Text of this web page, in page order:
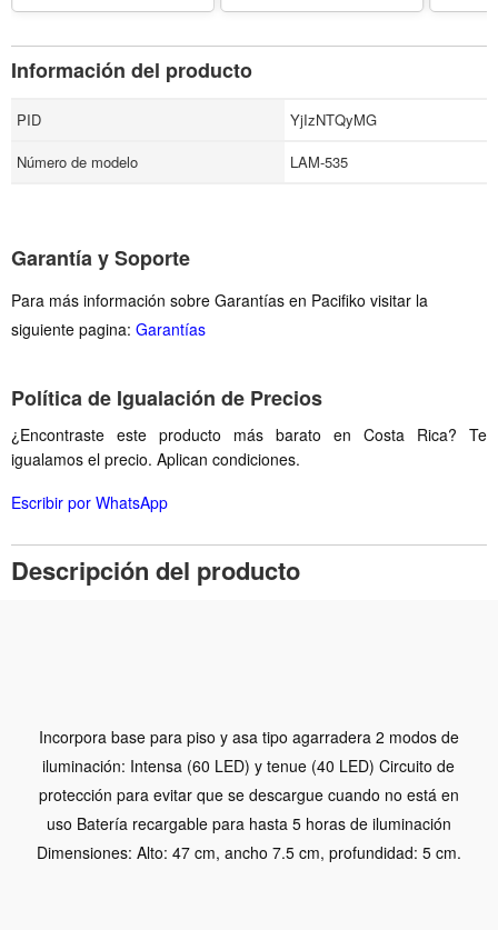
Información del producto
PID
YjIzNTQyMG
Número de modelo
LAM-535
Garantía y Soporte
Para más información sobre Garantías en Pacifiko visitar la
siguiente pagina: Garantías
Política de Igualación de Precios
¿Encontraste este producto más barato en Costa Rica? Te
igualamos el precio. Aplican condiciones.
Escribir por WhatsApp
Descripción del producto
Incorpora base para piso y asa tipo agarradera 2 modos de
iluminación: Intensa (60 LED) y tenue (40 LED) Circuito de
protección para evitar que se descargue cuando no está en
uso Batería recargable para hasta 5 horas de iluminación
Dimensiones: Alto: 47 cm, ancho 7.5 cm, profundidad: 5 cm.